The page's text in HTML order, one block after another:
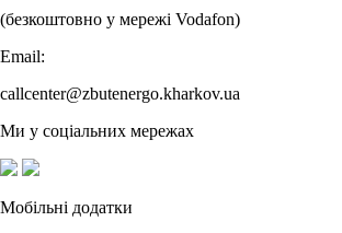
(безкоштовно у мережі Vodafon)
Email:
callcenter@zbutenergo.kharkov.ua
Ми у соціальних мережах
Мобільні додатки